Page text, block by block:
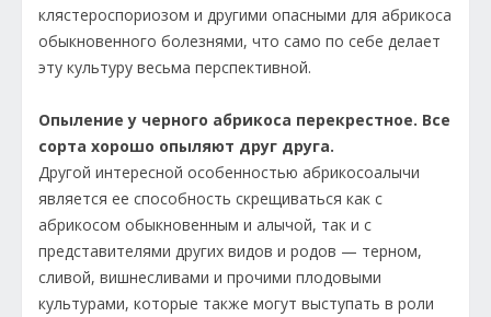
клястероспориозом и другими опасными для абрикоса
обыкновенного болезнями, что само по себе делает
эту культуру весьма перспективной.
Опыление у черного абрикоса перекрестное. Все
сорта хорошо опыляют друг друга.
Другой интересной особенностью абрикосоалычи
является ее способность скрещиваться как с
абрикосом обыкновенным и алычой, так и с
представителями других видов и родов — терном,
сливой, вишнесливами и прочими плодовыми
культурами, которые также могут выступать в роли